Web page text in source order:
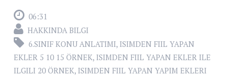
06:31
HAKKINDA BILGI
6.SINIF KONU ANLATIMI, ISIMDEN FIIL YAPAN
EKLER 5 10 15 ÖRNEK, ISIMDEN FIIL YAPAN EKLER ILE
ILGILI 20 ÖRNEK, ISIMDEN FIIL YAPAN YAPIM EKLERI